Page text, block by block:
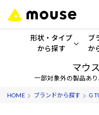
形状・タイプ
から探す
形状・タイプか
デスクトップPC
ブ
か
G
マウ
一部対象外の製品あ
HOME ブランドから探す G